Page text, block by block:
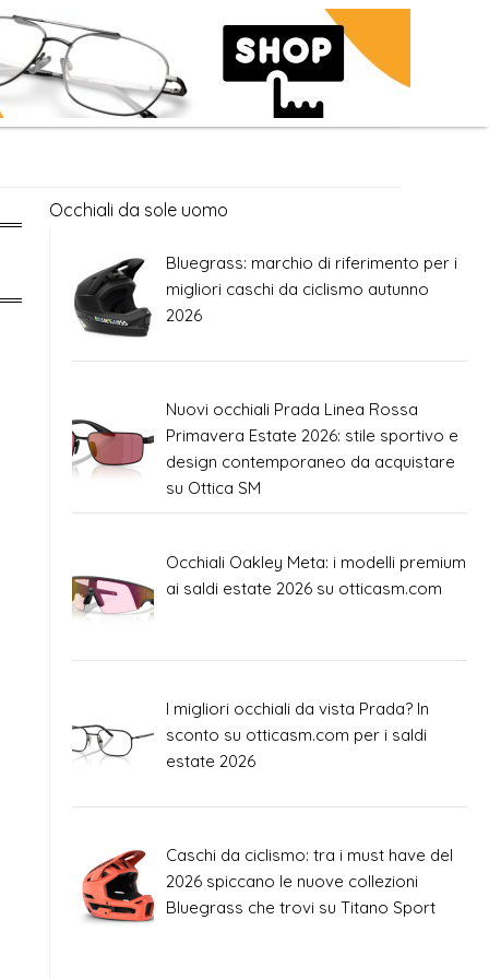
Occhiali da sole uomo
Bluegrass: marchio di riferimento per i
migliori caschi da ciclismo autunno
2026
Nuovi occhiali Prada Linea Rossa
Primavera Estate 2026: stile sportivo e
design contemporaneo da acquistare
su Ottica SM
Occhiali Oakley Meta: i modelli premium
ai saldi estate 2026 su otticasm.com
I migliori occhiali da vista Prada? In
sconto su otticasm.com per i saldi
estate 2026
Caschi da ciclismo: tra i must have del
2026 spiccano le nuove collezioni
Bluegrass che trovi su Titano Sport